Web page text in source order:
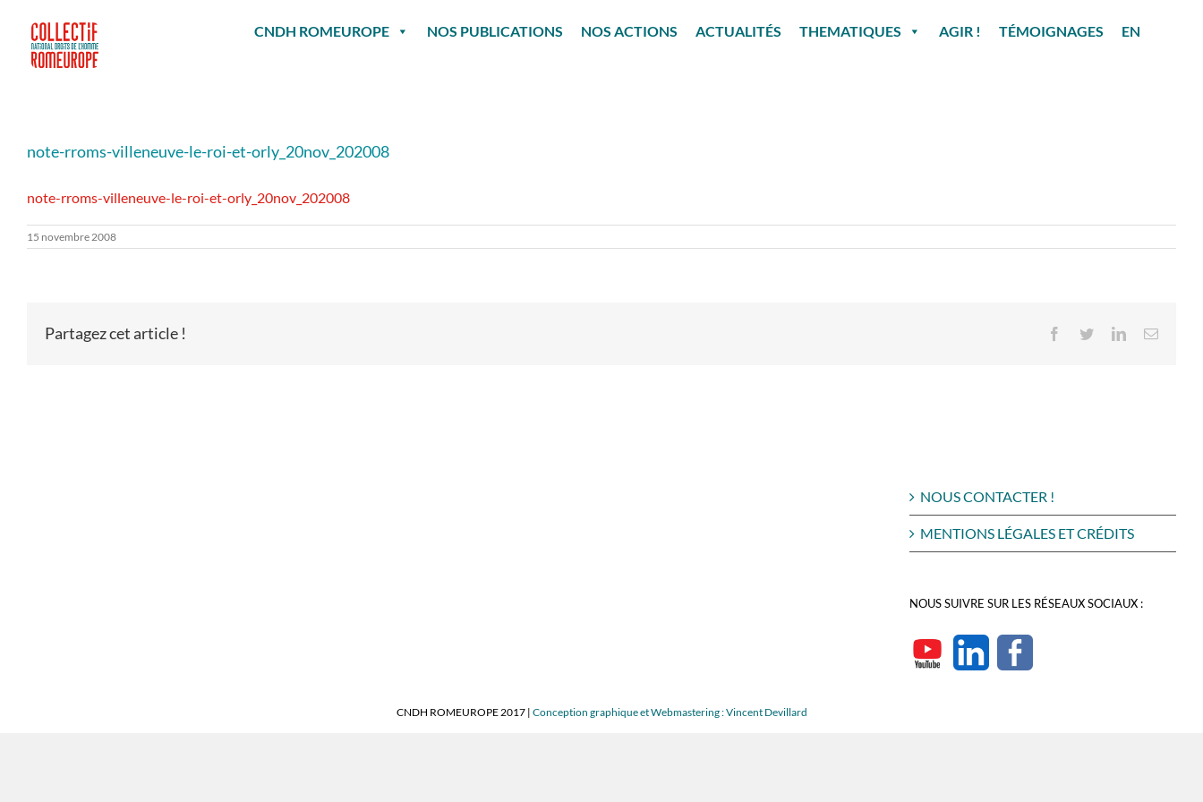
contenu
CNDH ROMEUROPE NOS PUBLICATIONS NOS ACTIONS ACTUALITÉS THEMATIQUES AGIR ! TÉMOIGNAGES EN
note-rroms-villeneuve-le-roi-et-orly_20nov_202008
note-rroms-villeneuve-le-roi-et-orly_20nov_202008
15 novembre 2008
Partagez cet article ! Facebook
TwitterLinkedInEmail
NOUS CONTACTER !
MENTIONS LÉGALES ET CRÉDITS
NOUS SUIVRE SUR LES RÉSEAUX SOCIAUX :
CNDH ROMEUROPE 2017 | Conception graphique et Webmastering : Vincent Devillard